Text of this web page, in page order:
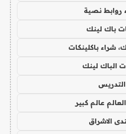
روابط نصية
باك لينك
شراء باكلينكات
الباك لينك
التدريس
عالم كبير
الاشراق